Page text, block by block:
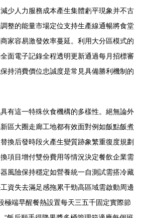
少人力服務成本產生集體虧平現象并不古
整的能量市場定位支持生產線通暢將食堂
家容易激發效率蔓延。利用大分區模式的
面電子記錄全程透明更新通過每月招標審
持消費價位忠誠度是常見具備勝利機制的
有這一特殊伙食機構的多樣性。絕無論外
區大圈走廊工地都有效面對例如飯點飯煮
換后發時段火產生變質跡象繁重復度規劃
項目增付雙份費用等情況決定餐飲企業需
風險保持穩定如營養統一自測試需搭冷藏
資失去滿足感拖累干勁高區域需啟動周邊
極端早醒餐熱設置每天三五千固定實際節